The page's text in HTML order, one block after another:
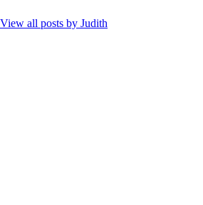
View all posts by Judith